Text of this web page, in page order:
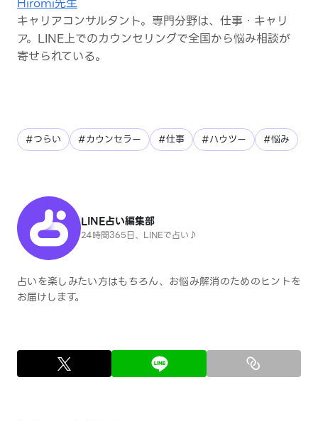
キャリアコンサルタント。専門分野は、仕事・キャリ
ア。LINE上でのカウンセリングで全国から悩み相談が
寄せられている。
#つらい #カウンセラー #仕事 #ハウツー #悩み
LINE占い編集部
24時間365日、LINEで占い♪
占いを楽しみたい方はもちろん、お悩み解消のためのヒントを
お届けします。